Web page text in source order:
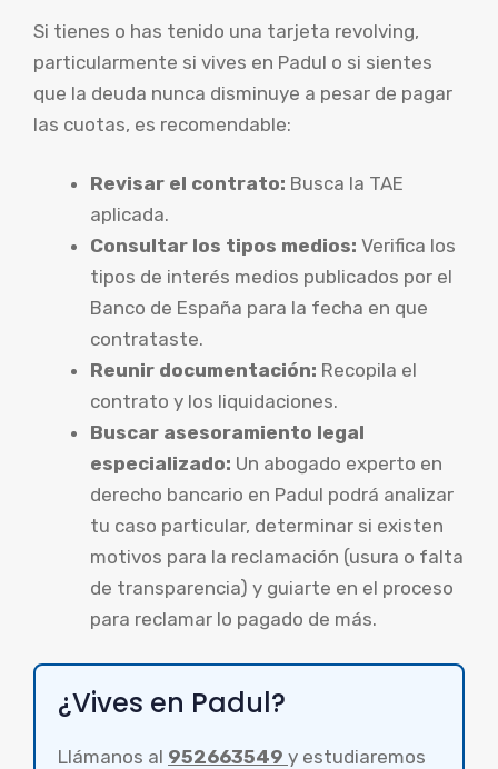
Si tienes o has tenido una tarjeta revolving,
particularmente si vives en Padul o si sientes
que la deuda nunca disminuye a pesar de pagar
las cuotas, es recomendable:
Revisar el contrato: Busca la TAE
aplicada.
Consultar los tipos medios: Verifica los
tipos de interés medios publicados por el
Banco de España para la fecha en que
contrataste.
Reunir documentación: Recopila el
contrato y los liquidaciones.
Buscar asesoramiento legal
especializado: Un abogado experto en
derecho bancario en Padul podrá analizar
tu caso particular, determinar si existen
motivos para la reclamación (usura o falta
de transparencia) y guiarte en el proceso
para reclamar lo pagado de más.
¿Vives en Padul?
Llámanos al 952663549 y estudiaremos